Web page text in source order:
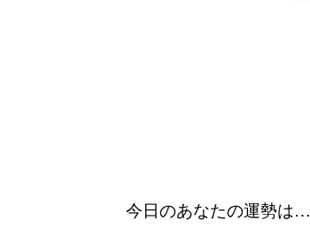
今日のあなたの運勢は…